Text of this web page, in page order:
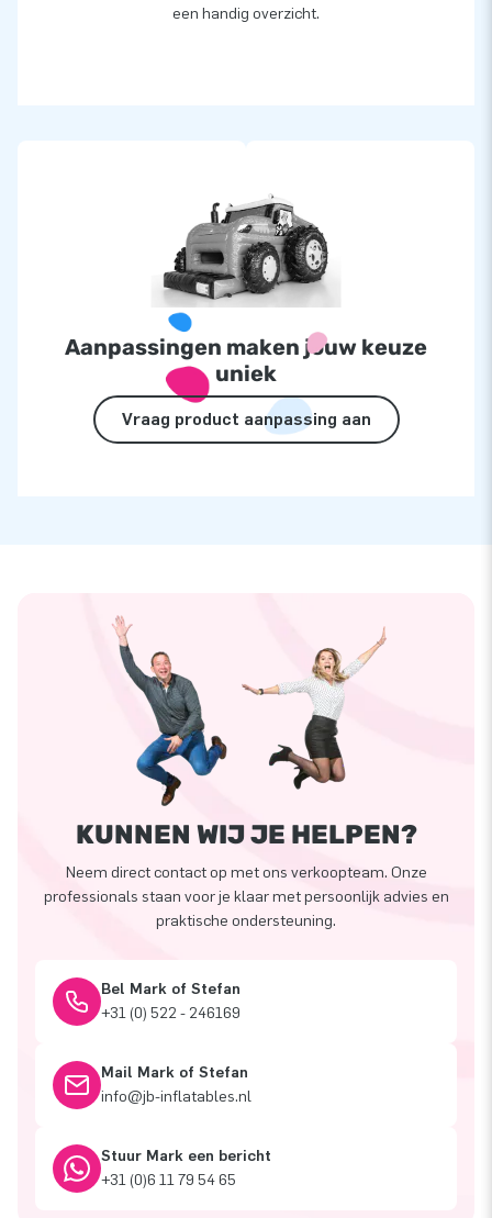
een handig overzicht.
Aanpassingen maken jouw keuze
uniek
Vraag product aanpassing aan
KUNNEN WIJ JE HELPEN?
Neem direct contact op met ons verkoopteam. Onze
professionals staan voor je klaar met persoonlijk advies en
praktische ondersteuning.
Bel Mark of Stefan
+31 (0) 522 - 246169
Mail Mark of Stefan
info@jb-inflatables.nl
Stuur Mark een bericht
+31 (0)6 11 79 54 65